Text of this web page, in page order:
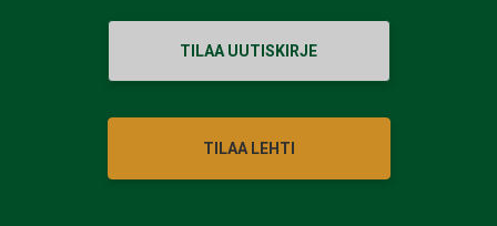
TILAA UUTISKIRJE
TILAA LEHTI